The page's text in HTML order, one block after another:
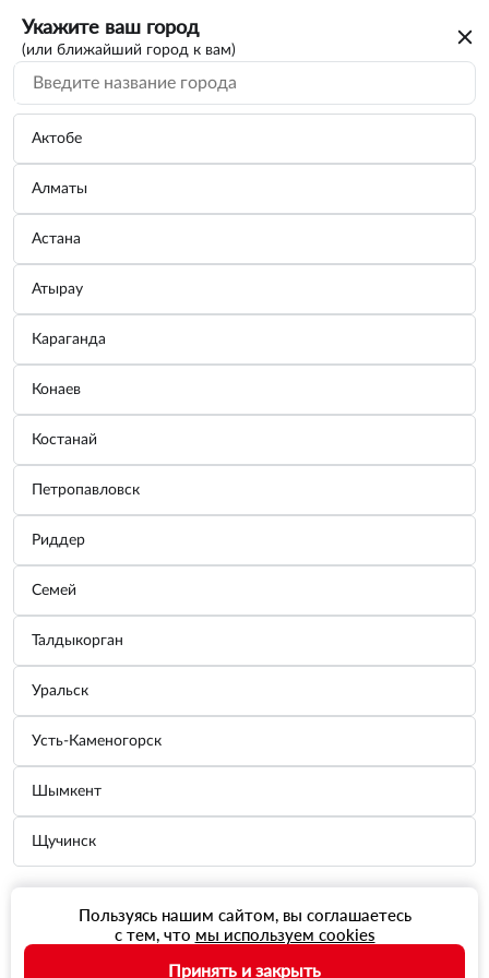
Укажите ваш город
(или ближайший город к вам)
Актобе
Алматы
Астана
Атырау
Караганда
Конаев
Костанай
Петропавловск
Риддер
Семей
Талдыкорган
Уральск
Усть-Каменогорск
Шымкент
Щучинск
Пользуясь нашим сайтом, вы соглашаетесь
с тем, что мы используем cookies
Принять и закрыть